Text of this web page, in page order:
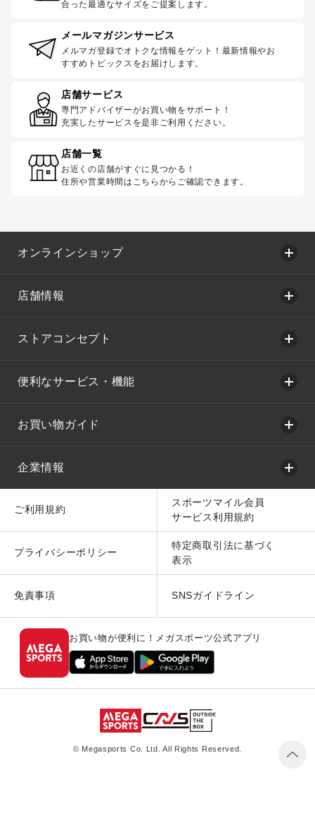
合った最適なサイズをご提案します。
メールマガジンサービス
メルマガ登録でオトクな情報をゲット！最新情報やお
すすめトピックスをお届けします。
店舗サービス
専門アドバイザーがお買い物をサポート！
充実したサービスを是非ご利用ください。
店舗一覧
お近くの店舗がすぐに見つかる！
住所や営業時間はこちらからご確認できます。
オンラインショップ
店舗情報
ストアコンセプト
便利なサービス・機能
お買い物ガイド
企業情報
ご利用規約
スポーツマイル会員
サービス利用規約
プライバシーポリシー
特定商取引法に基づく
表示
免責事項 SNSガイドライン
お買い物が便利に！メガスポーツ公式アプリ
© Megasports Co. Ltd. All Rights Reserved.